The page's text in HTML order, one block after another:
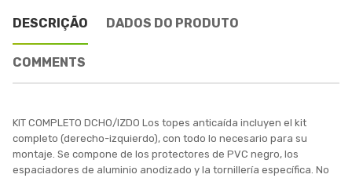
DESCRIÇÃO DADOS DO PRODUTO
COMMENTS
KIT COMPLETO DCHO/IZDO Los topes anticaída incluyen el kit
completo (derecho-izquierdo), con todo lo necesario para su
montaje. Se compone de los protectores de PVC negro, los
espaciadores de aluminio anodizado y la tornillería específica. No